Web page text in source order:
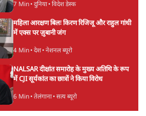
7 Min• दुनिया• विदेश डेस्क
महिला आरक्षण बिलः किरण रिजिजू और राहुल गांधी
में एक्स पर ज़ुबानी जंग
4 Min• देश• नेशनल ब्यूरो
NALSAR दीक्षांत समारोह के मुख्य अतिथि के रूप
में CJI सूर्यकांत का छात्रों ने किया विरोध
6 Min• तेलंगाना• सत्य ब्यूरो